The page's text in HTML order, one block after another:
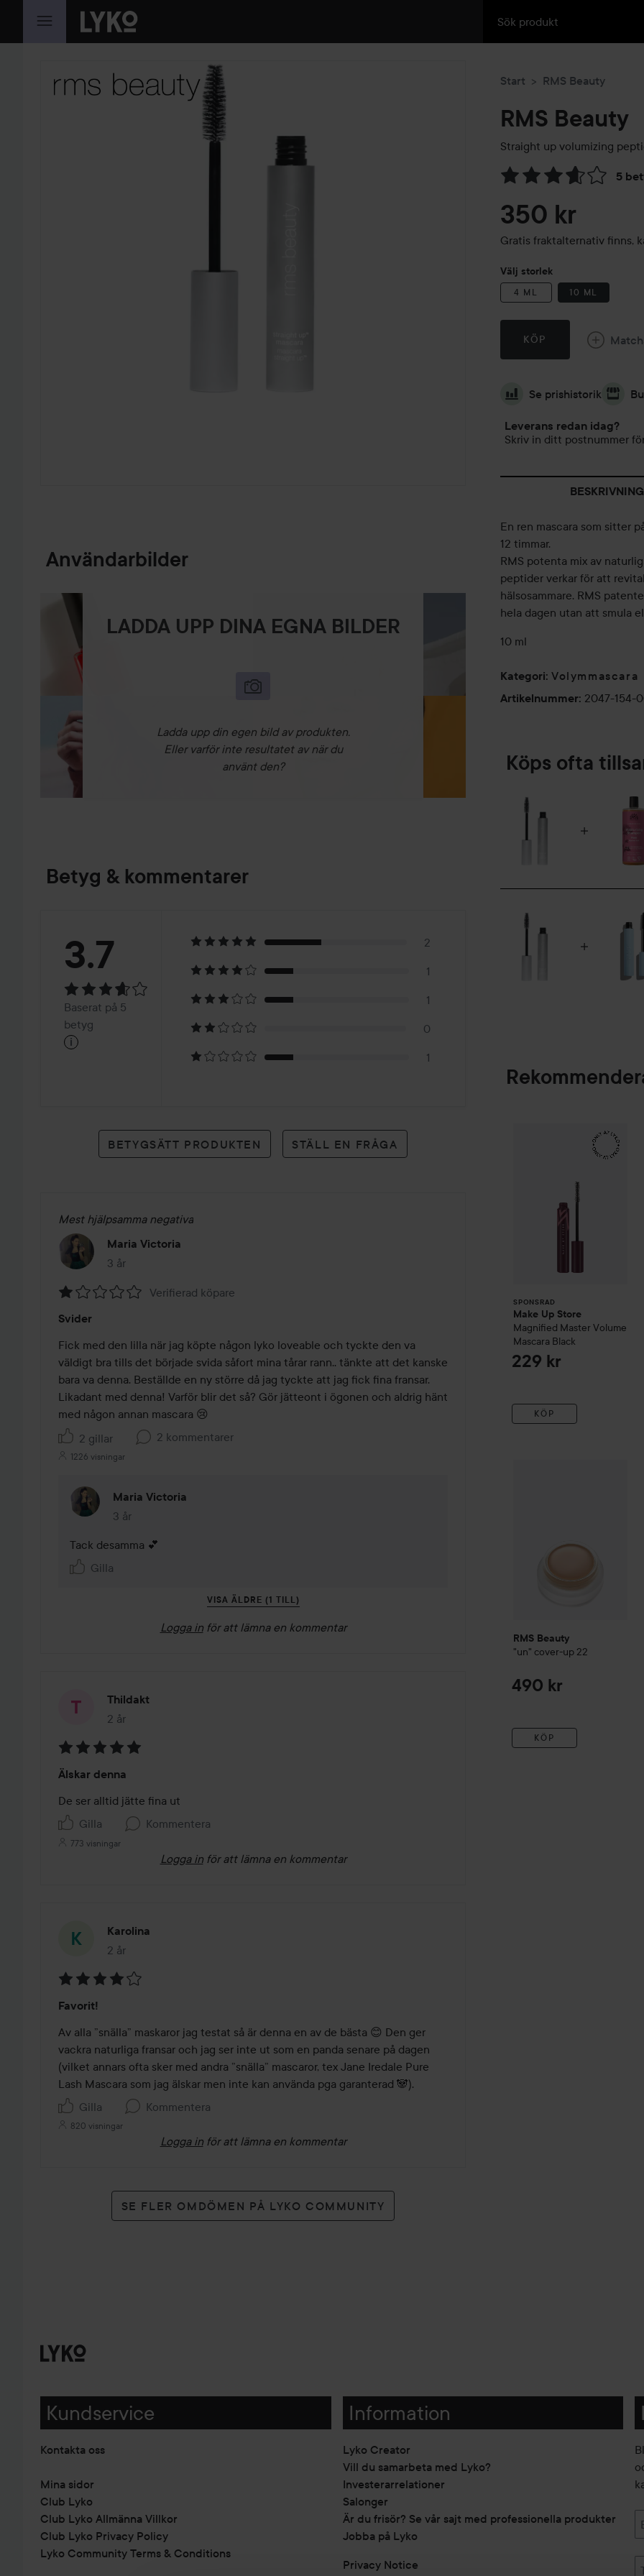
HOPPA TILL INNEHÅLLET
Användarbilder
LADDA UPP DINA EGNA BILDER
Ladda upp din egen bild av produkten.
Eller varför inte resultatet av när du
använt den?
Betyg & kommentarer
Betyg:
3.7Baserat
på
betyg
3.7
Baserat på 5
betyg
i
2
1
1
0
1
BETYGSÄTT PRODUKTEN STÄLL EN FRÅGA
Mest hjälpsamma negativa
Maria Victoria
3 år
Inlägget skapades 3 år
1
av
5
Verifierad köpare
Svider
Fick med den lilla när jag köpte någon lyko loveable och tyckte den va
väldigt bra tills det började svida såfort mina tårar rann.. tänkte att det kanske
bara va denna. Beställde en ny större då jag tyckte att jag fick fina fransar.
Likadant med denna! Varför blir det så? Gör jätteont i ögonen och aldrig hänt
med någon annan mascara 😢
2 gillar
2 kommentarer
1226 visningar
Maria Victoria
3 år
Kommentaren lades 3 år
Tack desamma 💕
Gilla
VISA ÄLDRE (1 TILL)
Logga in för att lämna en kommentar
Thildakt
2 år
Inlägget skapades 2 år
5
av
5
Älskar denna
De ser alltid jätte fina ut
Gilla
Kommentera
773 visningar
Logga in för att lämna en kommentar
Karolina
2 år
Inlägget skapades 2 år
4
av
5
Favorit!
Av alla ”snälla” maskaror jag testat så är denna en av de bästa 😊 Den ger
vackra naturliga fransar och jag ser inte ut som en panda senare på dagen
(vilket annars ofta sker med andra ”snälla” mascaror, tex Jane Iredale Pure
Lash Mascara som jag älskar men inte kan använda pga garanterad 🐼).
Gilla
Kommentera
820 visningar
Logga in för att lämna en kommentar
SE FLER OMDÖMEN PÅ LYKO COMMUNITY
Start RMS Beauty
RMS Beauty
Straight up volumizing
5
Hoppa till Betyg &
350 kr
Gratis fraktalternativ finns,
Välj storlek
4 ML 10 ML
KÖP
Se prishistorik
Leverans redan idag?
Skriv in ditt postnummer
BESKRIVNING
En ren mascara som sitter
12 timmar.
RMS potenta mix av
peptider verkar för att
hälsosammare. RMS
hela dagen utan att smula
10 ml
Kategori: Volymmascara
Artikelnummer: 2047-154-
Köps ofta
SPONSRAD
Make Up Store
Magnified Master Volume
Mascara Black
229 kr
KÖP
Make Up Store
RMS Beauty
"un" cover-up 22
490 kr
KÖP
Kundservice
Kontakta oss
Mina sidor
Club Lyko
Club Lyko Allmänna Villkor
Club Lyko Privacy Policy
Lyko Community Terms & Conditions
Information
Lyko Creator
Vill du samarbeta med Lyko?
Investerarrelationer
Salonger
Är du frisör? Se vår sajt med professionella produkter
Jobba på Lyko
Privacy Notice